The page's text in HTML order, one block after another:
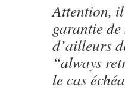
Attention, il
garantie
d’ailleurs
“always
le cas